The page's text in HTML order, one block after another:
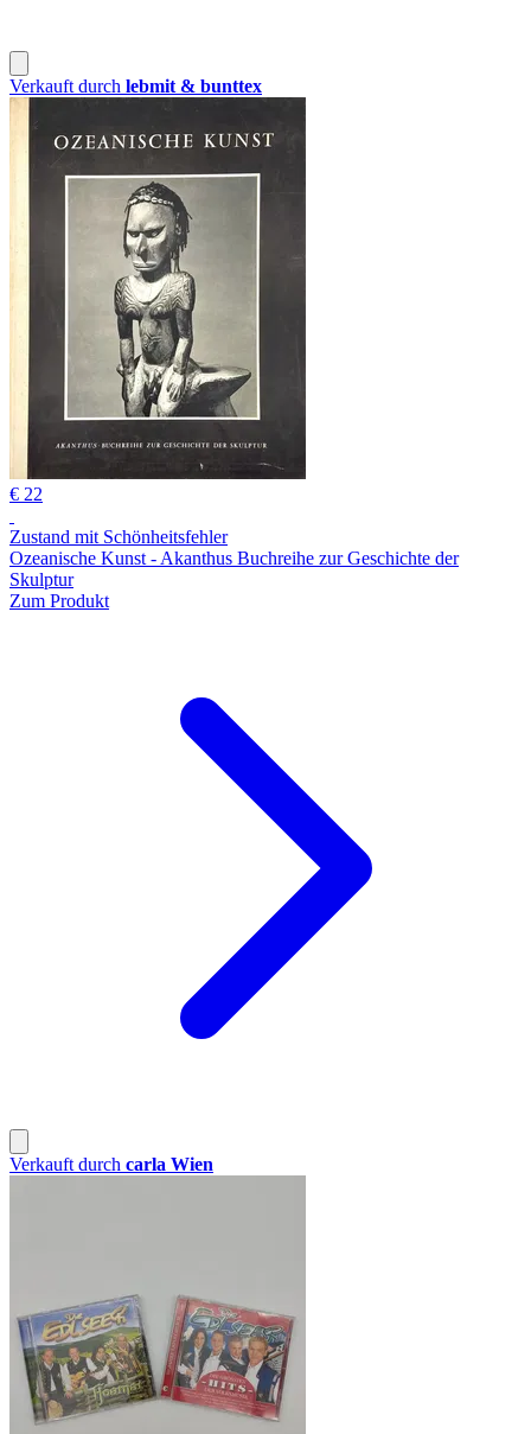
Verkauft durch lebmit & bunttex
€ 22
Zustand mit Schönheitsfehler
Ozeanische Kunst - Akanthus Buchreihe zur Geschichte der
Skulptur
Zum Produkt
Verkauft durch carla Wien